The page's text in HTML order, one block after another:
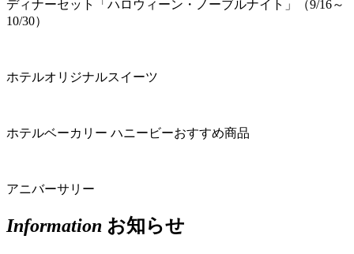
ディナーセット「ハロウィーン・ノーブルナイト」（9/16～
10/30）
ホテルオリジナルスイーツ
ホテルベーカリー ハニービーおすすめ商品
アニバーサリー
Information お知らせ